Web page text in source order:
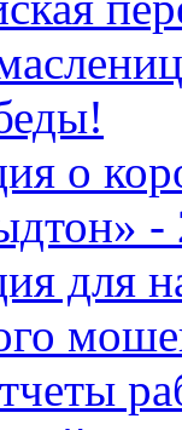
о
-
для